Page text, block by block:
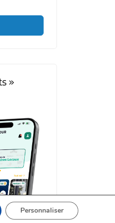
»
Personnaliser